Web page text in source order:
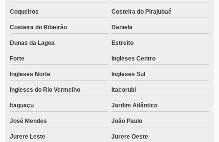
Coqueiros Costeira do Pirajubaé
Costeira do Ribeirão Daniela
Dunas da Lagoa Estreito
Forte Ingleses Centro
Ingleses Norte Ingleses Sul
Ingleses do Rio Vermelho Itacorubi
Itaguaçu Jardim Atlântico
José Mendes João Paulo
Jurere Leste Jurere Oeste